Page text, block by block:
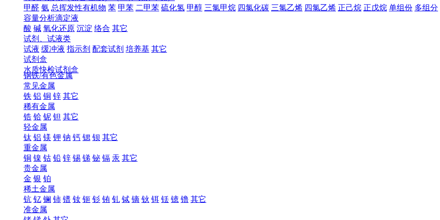
甲醛 氨 总挥发性有机物 苯 甲苯 二甲苯 硫化氢 甲醇 三氯甲烷 四氯化碳 三氯乙烯 四氯乙烯 正己烷 正戊烷 单组份 多组分
容量分析滴定液
酸 碱 氧化还原 沉淀 络合 其它
试剂、试液类
试液 缓冲液 指示剂 配套试剂 培养基 其它
试剂盒
水质快检试剂盒
钢铁/有色金属
常见金属
铁 铝 铜 锌 其它
稀有金属
锆 铪 铌 钽 其它
轻金属
钛 铝 镁 钾 钠 钙 锶 钡 其它
重金属
铜 镍 钴 铅 锌 锡 锑 铋 镉 汞 其它
贵金属
金 银 铂
稀土金属
钪 钇 镧 铈 镨 钕 钷 钐 铕 钆 铽 镝 钬 铒 铥 镱 镥 其它
准金属